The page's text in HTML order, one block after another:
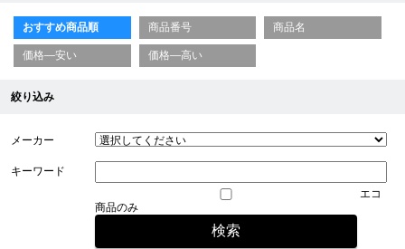
おすすめ商品順 商品番号 商品名
価格—安い 価格—高い
絞り込み
メーカー
キーワード
エコ
商品のみ